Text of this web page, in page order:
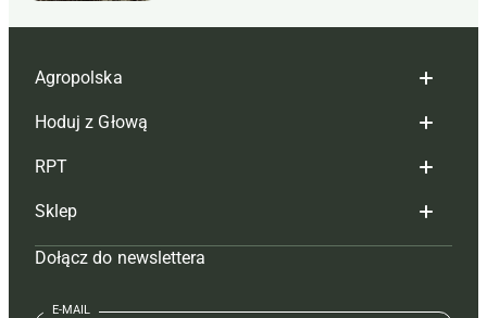
Agropolska
Redakcja
Reklama
Tagi
Mapa serwisu
Kontakt
Hoduj z Głową
Hoduj z głową bydło
Hoduj z głową świnie
Prenumerata
Redakcja
RPT
Redakcja
Prenumerata
Reklama
Sklep
Czasopisma i prenumerata
Książki
Dołącz do newslettera
E-MAIL